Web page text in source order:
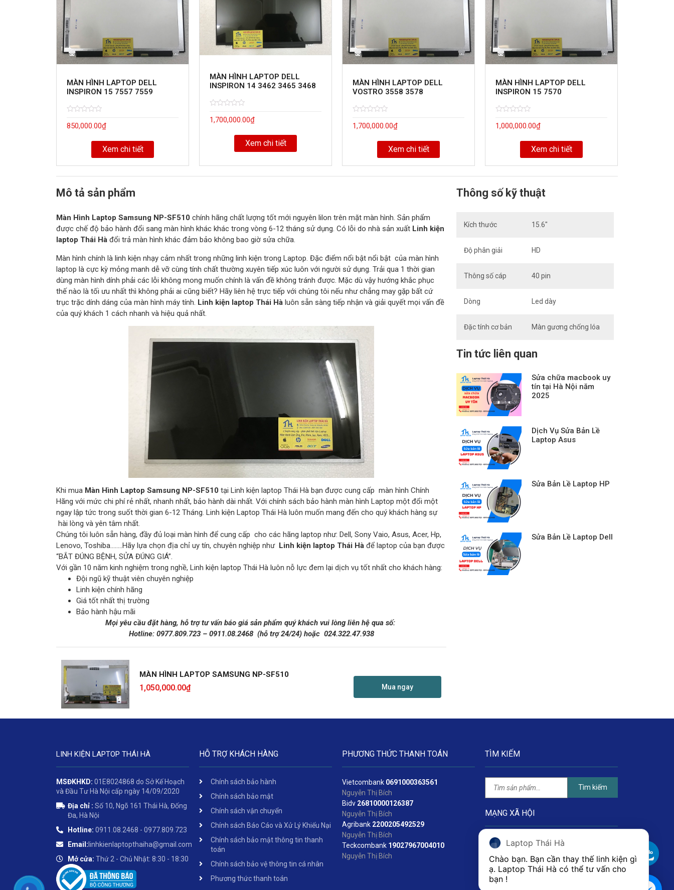
MÀN HÌNH LAPTOP DELL
INSPIRON 15 7557 7559
0
850,000.00₫
Xem chi tiết
MÀN HÌNH LAPTOP DELL
INSPIRON 14 3462 3465 3468
0
out
1,700,000.00₫
Xem chi tiết
MÀN HÌNH LAPTOP DELL
VOSTRO 3558 3578
0
out
1,700,000.00₫
Xem chi tiết
MÀN HÌNH LAPTOP DELL
INSPIRON 15 7570
0
out
1,000,000.00₫
Xem chi tiết
Mô tả sản phẩm
Màn Hình Laptop Samsung NP-SF510 chính hãng chất lượng tốt mới nguyên lilon trên mặt màn hình. Sản phẩm
được chế độ bảo hành đổi sang màn hình khác khác trong vòng 6-12 tháng sử dụng. Có lỗi do nhà sản xuất Linh kiện
laptop Thái Hà đổi trả màn hình khác đảm bảo không bao giờ sửa chữa.
Màn hình chính là linh kiện nhạy cảm nhất trong những linh kiện trong Laptop. Đặc điểm nổi bật nổi bật của màn hình
laptop là cực kỳ mỏng manh dễ vỡ cùng tính chất thường xuyên tiếp xúc luôn với người sử dụng. Trải qua 1 thời gian
dùng màn hình dính phải các lỗi không mong muốn chính là vấn đề không tránh được. Mặc dù vậy hướng khắc phục
thế nào là tối ưu nhất thì không phải ai cũng biết? Hãy liên hệ trực tiếp với chúng tôi nếu như chẳng may gặp bất cứ
trục trặc dính dáng của màn hình máy tính. Linh kiện laptop Thái Hà luôn sẵn sàng tiếp nhận và giải quyết mọi vấn đề
của quý khách 1 cách nhanh và hiệu quả nhất.
Khi mua Màn Hình Laptop Samsung NP-SF510 tại Linh kiện laptop Thái Hà bạn được cung cấp màn hình Chính
Hãng với mức chi phí rẻ nhất, nhanh nhất, bảo hành dài nhất. Với chính sách bảo hành màn hình Laptop một đổi một
ngay lập tức trong suốt thời gian 6-12 Tháng. Linh kiện Laptop Thái Hà luôn muốn mang đến cho quý khách hàng sự
hài lòng và yên tâm nhất.
Chúng tôi luôn sẵn hàng, đầy đủ loại màn hình để cung cấp cho các hãng laptop như: Dell, Sony Vaio, Asus, Acer, Hp,
Lenovo, Toshiba……..Hãy lựa chọn địa chỉ uy tín, chuyên nghiệp như Linh kiện laptop Thái Hà để laptop của bạn được
“BẮT ĐÚNG BỆNH, SỬA ĐÚNG GIÁ”.
Với gần 10 năm kinh nghiệm trong nghề, Linh kiện laptop Thái Hà luôn nỗ lực đem lại dịch vụ tốt nhất cho khách hàng:
Đội ngũ kỹ thuật viên chuyên nghiệp
Linh kiện chính hãng
Giá tốt nhất thị trường
Bảo hành hậu mãi
Mọi yêu cầu đặt hàng, hỗ trợ tư vấn báo giá sản phẩm quý khách vui lòng liên hệ qua số:
Hotline: 0977.809.723– 0911.08.2468 (hỗ trợ 24/24)hoặc 024.322.47.938
MÀN HÌNH LAPTOP SAMSUNG NP-SF510
1,050,000.00₫ Mua ngay
Thông số kỹ thuật
Kích thước 15.6″
Độ phân giải HD
Thông số cáp 40 pin
Dòng Led dày
Đặc tính cơ bản Màn gương chống lóa
Tin tức liên quan
Sửa chữa macbook uy
tín tại Hà Nội năm
2025
Dịch Vụ Sửa Bản Lề
Laptop Asus
Sửa Bản Lề Laptop HP
Sửa Bản Lề Laptop Dell
LINH KIỆN LAPTOP THÁI HÀ
MSĐKHKD: 01E8024868 do Sở Kế Hoạch
và Đầu Tư Hà Nội cấp ngày 14/09/2020
Địa chỉ : Số 10, Ngõ 161 Thái Hà, Đống
Đa, Hà Nội
Hotline: 0911.08.2468 - 0977.809.723
Email: linhkienlaptopthaiha@gmail.com
Mở cửa: Thứ 2 - Chủ Nhật: 8:30 - 18:30
HỖ TRỢ KHÁCH HÀNG
Chính sách bảo hành
Chính sách bảo mật
Chính sách vận chuyển
Chính sách Báo Cáo và Xử Lý Khiếu Nại
Chính sách bảo mật thông tin thanh
toán
Chính sách bảo vệ thông tin cá nhân
Phương thức thanh toán
PHƯƠNG THỨC THANH TOÁN
Vietcombank 0691000363561
Nguyễn Thị Bích
Bidv 26810000126387
Nguyễn Thị Bích
Agribank 2200205492529
Nguyễn Thị Bích
Teckcombank 19027967004010
Nguyễn Thị Bích
TÌM KIẾM
Tìm kiếm
MẠNG XÃ HỘI
Laptop Thái Hà
Chào bạn. Bạn cần thay thế linh kiện gì
ạ. Laptop Thái Hà có thể tư vấn cho
bạn !